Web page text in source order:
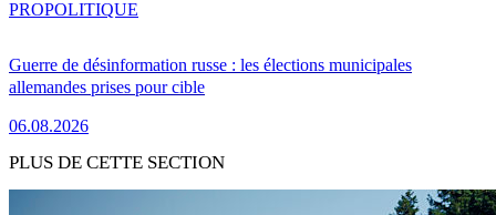
Guerre de désinformation russe : les élections municipales
allemandes prises pour cible
06.08.2026
PROPOLITIQUE
PLUS DE CETTE SECTION